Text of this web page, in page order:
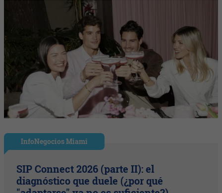
InfoNegocios Miami
SIP Connect 2026 (parte II): el
diagnóstico que duele (¿por qué